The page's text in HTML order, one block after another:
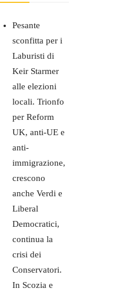
Pesante
sconfitta per i
Laburisti di
Keir Starmer
alle elezioni
locali. Trionfo
per Reform
UK, anti-UE e
anti-
immigrazione,
crescono
anche Verdi e
Liberal
Democratici,
continua la
crisi dei
Conservatori.
In Scozia e